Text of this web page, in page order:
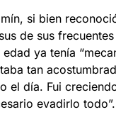
si bien
de sus
ya tenía
tan
el día. Fui
evadirlo